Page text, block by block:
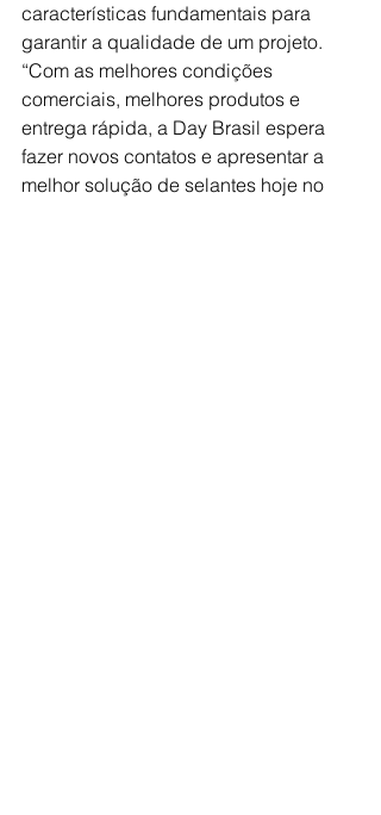
características fundamentais para
garantir a qualidade de um projeto.
“Com as melhores condições
comerciais, melhores produtos e
entrega rápida, a Day Brasil espera
fazer novos contatos e apresentar a
melhor solução de selantes hoje no